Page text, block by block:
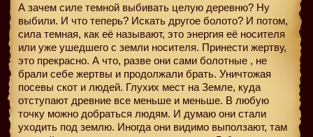
А зачем силе темной выбивать целую деревню? Ну
выбили. И что теперь? Искать другое болото? И потом,
сила темная, как её называют, это энергия её носителя
или уже ушедшего с земли носителя. Принести жертву,
это прекрасно. А что, разве они сами болотные , не
брали себе жертвы и продолжали брать. Уничтожая
посевы скот и людей. Глухих мест на Земле, куда
отступают древние все меньше и меньше. В любую
точку можно добраться людям. И думаю они стали
уходить под землю. Иногда они видимо выползают, там